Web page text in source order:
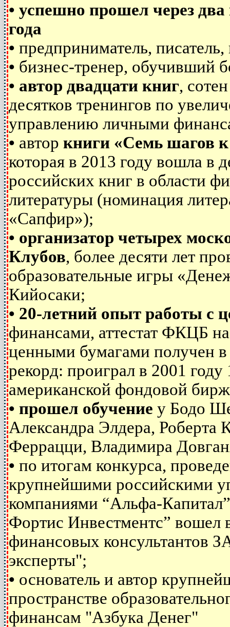
• успешно прошел через два
года
• предприниматель, писатель,
• бизнес-тренер, обучивший
• автор двадцати книг,
десятков тренингов по
управлению личными
• автор книги «Семь шагов
которая в 2013 году вошла в
российских книг в области
литературы (номинация
«Сапфир»);
• организатор четырех
Клубов, более десяти лет
образовательные игры
Кийосаки;
• 20-летний опыт работы с
финансами, аттестат ФКЦБ
ценными бумагами получен
рекорд: проиграл в 2001
американской фондовой
• прошел обучение у Бодо
Александра Элдера, Роберта
Феррацци, Владимира
• по итогам конкурса,
крупнейшими российскими
компаниями “Альфа-
Фортис Инвестментс” вошел
финансовых консультантов
эксперты";
• основатель и автор
пространстве
финансам "Азбука Денег"